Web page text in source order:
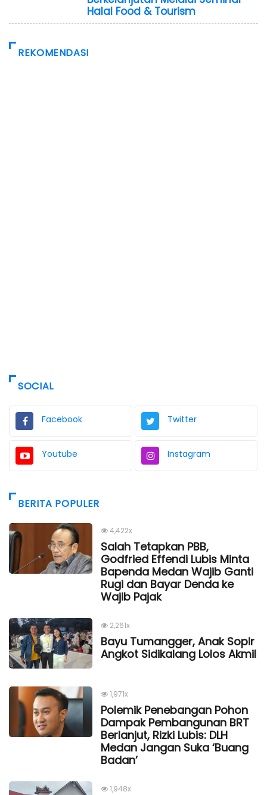
Halal Food & Tourism
REKOMENDASI
SOCIAL
Facebook Twitter
Youtube Instagram
BERITA POPULER
4,422x
Salah Tetapkan PBB,
Godfried Effendi Lubis Minta
Bapenda Medan Wajib Ganti
Rugi dan Bayar Denda ke
Wajib Pajak
2,261x
Bayu Tumangger, Anak Sopir
Angkot Sidikalang Lolos Akmil
1,971x
Polemik Penebangan Pohon
Dampak Pembangunan BRT
Berlanjut, Rizki Lubis: DLH
Medan Jangan Suka ‘Buang
Badan’
1,948x